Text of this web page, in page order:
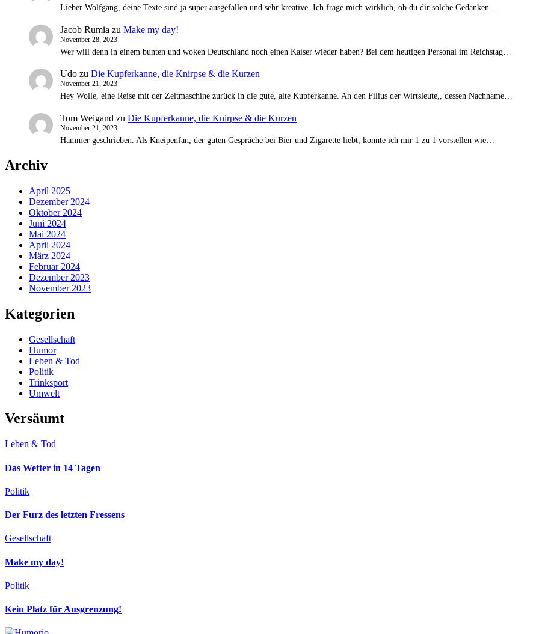
Lieber Wolfgang, deine Texte sind ja super ausgefallen und sehr kreative. Ich frage mich wirklich, ob du dir solche Gedanken…
Jacob Rumia zu Make my day!
November 28, 2023
Wer will denn in einem bunten und woken Deutschland noch einen Kaiser wieder haben? Bei dem heutigen Personal im Reichstag…
Udo zu Die Kupferkanne, die Knirpse & die Kurzen
November 21, 2023
Hey Wolle, eine Reise mit der Zeitmaschine zurück in die gute, alte Kupferkanne. An den Filius der Wirtsleute,, dessen Nachname…
Tom Weigand zu Die Kupferkanne, die Knirpse & die Kurzen
November 21, 2023
Hammer geschrieben. Als Kneipenfan, der guten Gespräche bei Bier und Zigarette liebt, konnte ich mir 1 zu 1 vorstellen wie…
Archiv
April 2025
Dezember 2024
Oktober 2024
Juni 2024
Mai 2024
April 2024
März 2024
Februar 2024
Dezember 2023
November 2023
Kategorien
Gesellschaft
Humor
Leben & Tod
Politik
Trinksport
Umwelt
Versäumt
Leben & Tod
Das Wetter in 14 Tagen
Politik
Der Furz des letzten Fressens
Gesellschaft
Make my day!
Politik
Kein Platz für Ausgrenzung!